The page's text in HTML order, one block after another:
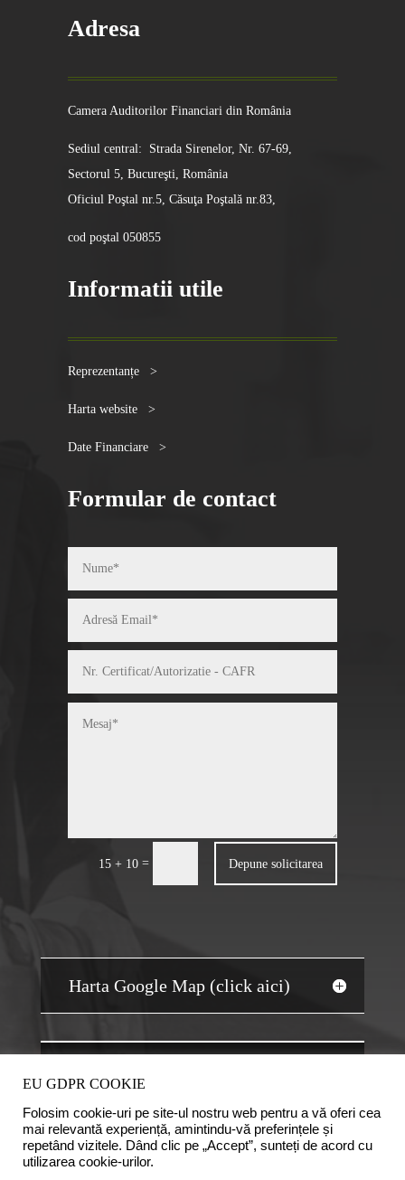
Adresa
Camera Auditorilor Financiari din România
Sediul central: Strada Sirenelor, Nr. 67-69,
Sectorul 5, Bucureşti, România
Oficiul Poştal nr.5, Căsuţa Poştală nr.83,
cod poştal 050855
Informatii utile
Reprezentanțe >
Harta website >
Date Financiare >
Formular de contact
15 + 10 = Depune solicitarea
Harta Google Map (click aici)
EU GDPR COOKIE
Folosim cookie-uri pe site-ul nostru web pentru a vă oferi cea
mai relevantă experiență, amintindu-vă preferințele și
repetând vizitele. Dând clic pe „Accept”, sunteți de acord cu
utilizarea cookie-urilor.